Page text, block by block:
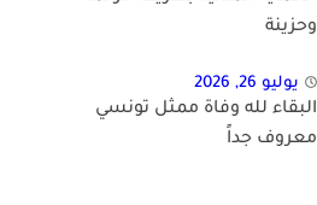
وحزينة
يوليو 26, 2026
البقاء لله وفاة ممثل تونسي
معروف جداً